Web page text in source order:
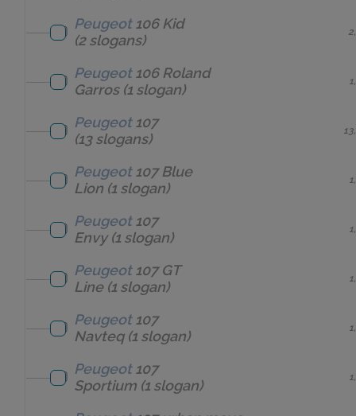
Peugeot 106 Kid
(2 slogans)
Peugeot 106 Roland
Garros(1 slogan)
Peugeot 107
(13 slogans)
Peugeot 107 Blue
Lion (1 slogan)
Peugeot 107
Envy(1 slogan)
Peugeot 107 GT
Line(1 slogan)
Peugeot 107
Navteq(1 slogan)
Peugeot 107
Sportium (1 slogan)